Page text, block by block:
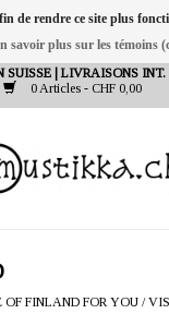
SUISSE | LIVRAISONS
0 Articles - CHF 0,00
OF FINLAND FOR YOU /
de rendre ce site plus
savoir plus sur les témoins